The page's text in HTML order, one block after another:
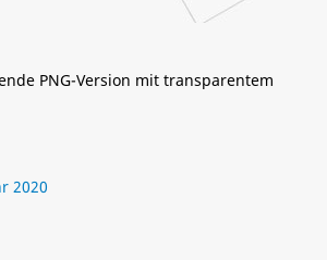
PNG-Version mit transparentem
2020